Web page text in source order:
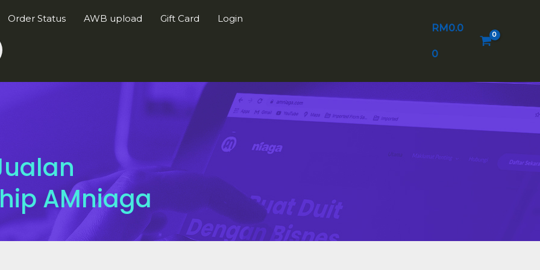
Order Status AWB upload Gift Card
Login
RM0.0
0
AMniaga